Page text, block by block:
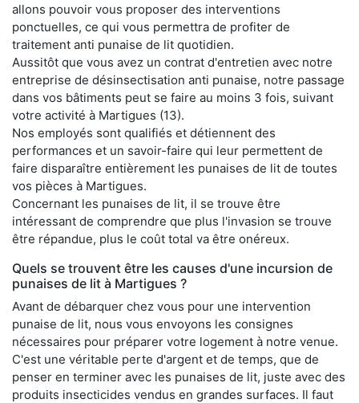
allons pouvoir vous proposer des interventions
ponctuelles, ce qui vous permettra de profiter de
traitement anti punaise de lit quotidien.
Aussitôt que vous avez un contrat d'entretien avec notre
entreprise de désinsectisation anti punaise, notre passage
dans vos bâtiments peut se faire au moins 3 fois, suivant
votre activité à Martigues (13).
Nos employés sont qualifiés et détiennent des
performances et un savoir-faire qui leur permettent de
faire disparaître entièrement les punaises de lit de toutes
vos pièces à Martigues.
Concernant les punaises de lit, il se trouve être
intéressant de comprendre que plus l'invasion se trouve
être répandue, plus le coût total va être onéreux.
Quels se trouvent être les causes d'une incursion de
punaises de lit à Martigues ?
Avant de débarquer chez vous pour une intervention
punaise de lit, nous vous envoyons les consignes
nécessaires pour préparer votre logement à notre venue.
C'est une véritable perte d'argent et de temps, que de
penser en terminer avec les punaises de lit, juste avec des
produits insecticides vendus en grandes surfaces. Il faut